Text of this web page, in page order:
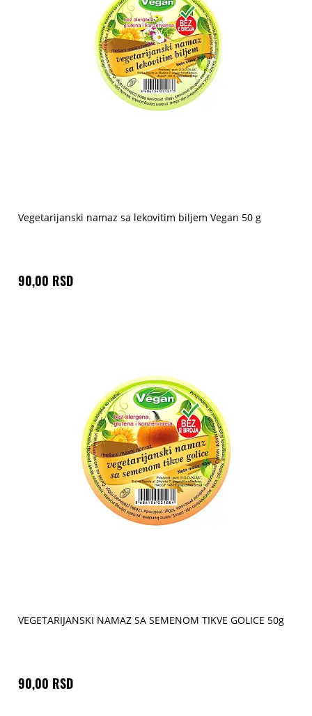
Vegetarijanski namaz sa lekovitim biljem Vegan 50 g
90,00 RSD
VEGETARIJANSKI NAMAZ SA SEMENOM TIKVE GOLICE 50g
90,00 RSD